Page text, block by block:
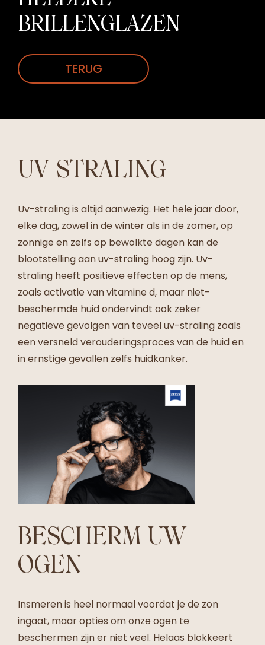
BRILLENGLAZEN
TERUG
UV-STRALING
Uv-straling is altijd aanwezig. Het hele jaar door,
elke dag, zowel in de winter als in de zomer, op
zonnige en zelfs op bewolkte dagen kan de
blootstelling aan uv-straling hoog zijn. Uv-
straling heeft positieve effecten op de mens,
zoals activatie van vitamine d, maar niet-
beschermde huid ondervindt ook zeker
negatieve gevolgen van teveel uv-straling zoals
een versneld verouderingsproces van de huid en
in ernstige gevallen zelfs huidkanker.
BESCHERM UW
OGEN
Insmeren is heel normaal voordat je de zon
ingaat, maar opties om onze ogen te
beschermen zijn er niet veel. Helaas blokkeert